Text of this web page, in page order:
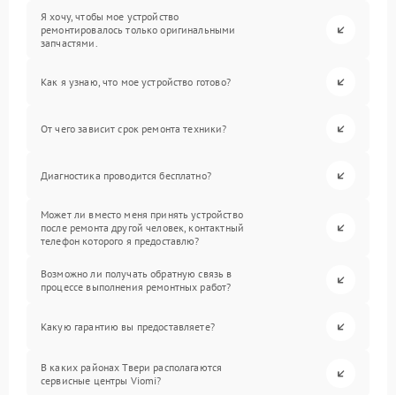
Я хочу, чтобы мое устройство
ремонтировалось только оригинальными
запчастями.
Как я узнаю, что мое устройство готово?
От чего зависит срок ремонта техники?
Диагностика проводится бесплатно?
Может ли вместо меня принять устройство
после ремонта другой человек, контактный
телефон которого я предоставлю?
Возможно ли получать обратную связь в
процессе выполнения ремонтных работ?
Какую гарантию вы предоставляете?
В каких районах Твери располагаются
сервисные центры Viomi?